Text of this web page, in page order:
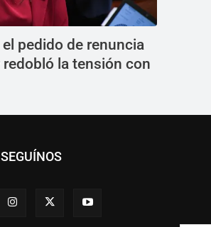
pedido de renuncia
redobló la tensión con
SEGUÍNOS